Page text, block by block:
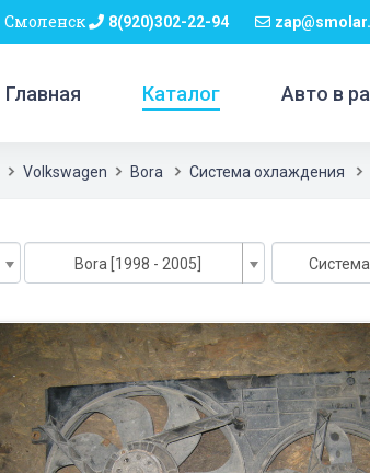
Смоленск 8(920)302-22-94
Главная Каталог Авто в
Volkswagen Bora Система охлаждения
Bora [1998 - 2005]